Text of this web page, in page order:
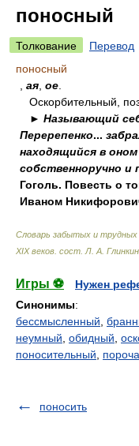
поносный
Толкование
Перевод
поносный
ая ое
Оскорбительный,
► Называющий
Перерепенко...
находящийся в
собственноручно и
Гоголь. Повесть о
Иваном
Словарь забытых и трудных
ХIХ веков сост. Л. А.
Игры ⚽
Нужен
Синонимы:
бессмысленный
неумный обидный
поносительный
поносить